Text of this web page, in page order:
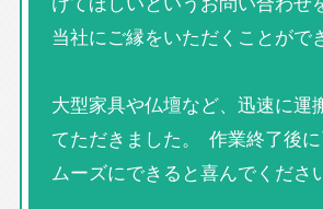
当社にご縁をいただくことがで
大型家具や仏壇など、迅速に運
てただきました。 作業終了後
ムーズにできると喜んでくださ